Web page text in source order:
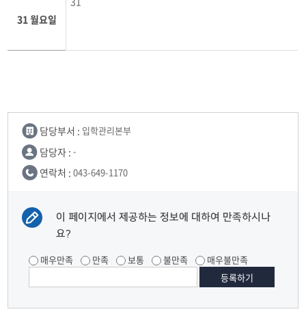
31 월요일
담당부서 : 입학관리본부
담당자 : -
연락처 : 043-649-1170
이 페이지에서 제공하는 정보에 대하여 만족하시나
요?
매우만족 만족 보통 불만족 매우불만족